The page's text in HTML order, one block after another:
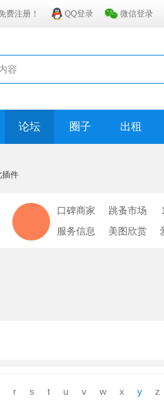
费注册！ QQ登录 微信登录
论坛 圈子 出租
插件
口碑商家 跳蚤市场
服务信息
美图欣赏
r s t u v w x y z